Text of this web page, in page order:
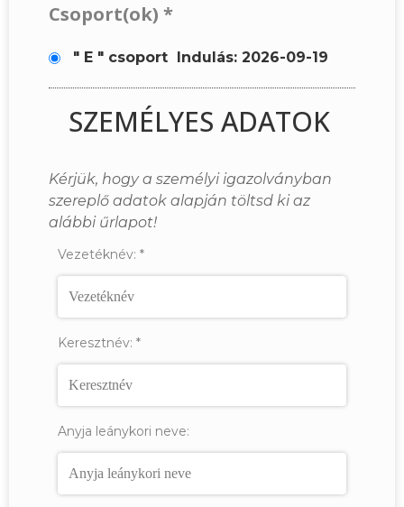
Csoport(ok) *
" E " csoport Indulás: 2026-09-19
SZEMÉLYES ADATOK
Kérjük, hogy a személyi igazolványban
szereplő adatok alapján töltsd ki az
alábbi űrlapot!
Vezetéknév: *
Keresztnév: *
Anyja leánykori neve: